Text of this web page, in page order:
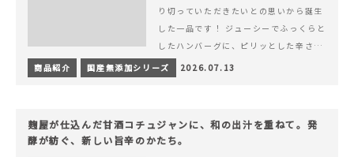
り切っていただきたいとの思いから誕生
した一品です！ ジューシーでふっくらと
したハンバーグに、ピリッとした辛さと
コク深い旨みが楽しめる特製チリソース
&hellip; 続きを読む ピリッと刺激のあ
商品紹介 国産無添加シリーズ 2026.07.13
麹屋が仕込んだ甘酒コチュジャンに、和の出汁を重ねて。発
酵が紡ぐ、新しい旨辛のかたち。